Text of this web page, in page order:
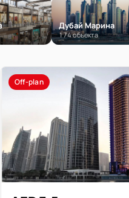
Дубай Марина
174 объекта
Off-plan